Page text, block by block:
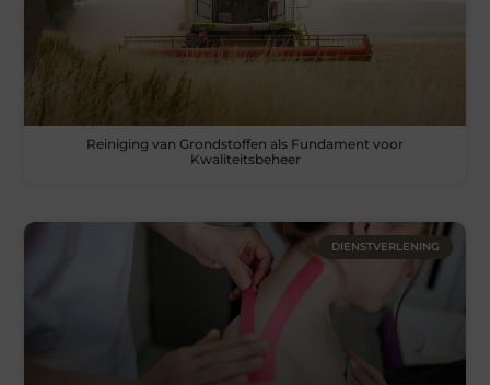
Reiniging van Grondstoffen als Fundament voor
Kwaliteitsbeheer
DIENSTVERLENING